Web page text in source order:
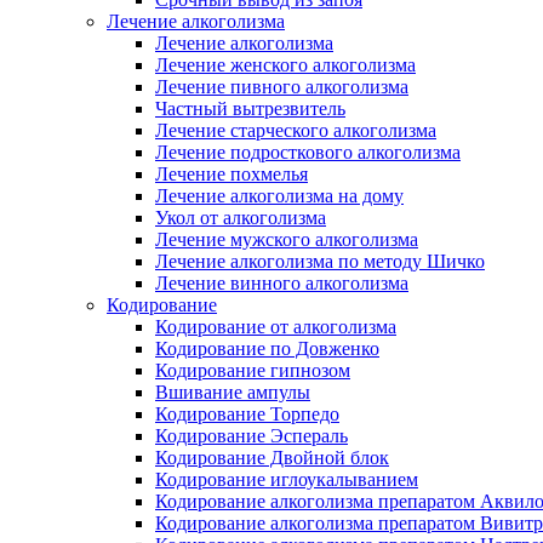
Лечение алкоголизма
Лечение алкоголизма
Лечение женского алкоголизма
Лечение пивного алкоголизма
Частный вытрезвитель
Лечение старческого алкоголизма
Лечение подросткового алкоголизма
Лечение похмелья
Лечение алкоголизма на дому
Укол от алкоголизма
Лечение мужского алкоголизма
Лечение алкоголизма по методу Шичко
Лечение винного алкоголизма
Кодирование
Кодирование от алкоголизма
Кодирование по Довженко
Кодирование гипнозом
Вшивание ампулы
Кодирование Торпедо
Кодирование Эспераль
Кодирование Двойной блок
Кодирование иглоукалыванием
Кодирование алкоголизма препаратом
Кодирование алкоголизма препаратом